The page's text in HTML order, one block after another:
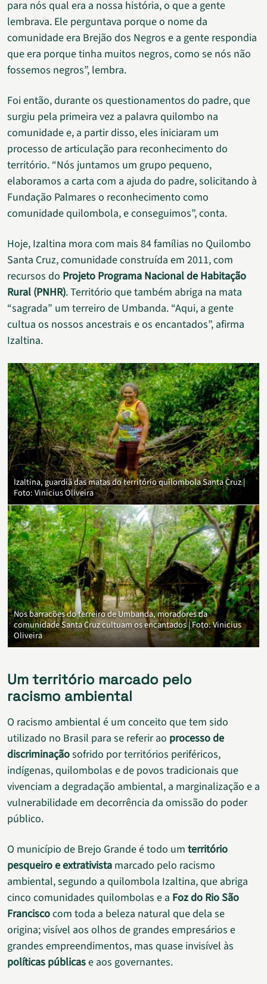
para nós qual era a nossa história, o que a gente
lembrava. Ele perguntava porque o nome da
comunidade era Brejão dos Negros e a gente respondia
que era porque tinha muitos negros, como se nós não
fossemos negros”, lembra.
Foi então, durante os questionamentos do padre, que
surgiu pela primeira vez a palavra quilombo na
comunidade e, a partir disso, eles iniciaram um
processo de articulação para reconhecimento do
território. “Nós juntamos um grupo pequeno,
elaboramos a carta com a ajuda do padre, solicitando à
Fundação Palmares o reconhecimento como
comunidade quilombola, e conseguimos”, conta.
Hoje, Izaltina mora com mais 84 famílias no Quilombo
Santa Cruz, comunidade construída em 2011, com
recursos do Projeto Programa Nacional de Habitação
Rural (PNHR). Território que também abriga na mata
“sagrada” um terreiro de Umbanda. “Aqui, a gente
cultua os nossos ancestrais e os encantados”, afirma
Izaltina.
Izaltina, guardiã das matas do território quilombola Santa Cruz |
Foto: Vinicius Oliveira
Nos barracões do terreiro de Umbanda, moradores da
comunidade Santa Cruz cultuam os encantados | Foto: Vinicius
Oliveira
Um território marcado pelo
racismo ambiental
O racismo ambiental é um conceito que tem sido
utilizado no Brasil para se referir ao processo de
discriminaçãosofrido por territórios periféricos,
indígenas, quilombolas e de povos tradicionais que
vivenciam a degradação ambiental, a marginalização e a
vulnerabilidade em decorrência da omissão do poder
público.
O município de Brejo Grande é todo um território
pesqueiro e extrativista marcado pelo racismo
ambiental, segundo a quilombola Izaltina, que abriga
cinco comunidades quilombolas e a Foz do Rio São
Franciscocom toda a beleza natural que dela se
origina; visível aos olhos de grandes empresários e
grandes empreendimentos, mas quase invisível às
políticas públicase aos governantes.